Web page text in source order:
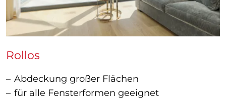
Rollos
Abdeckung großer Flächen
für alle Fensterformen geeignet